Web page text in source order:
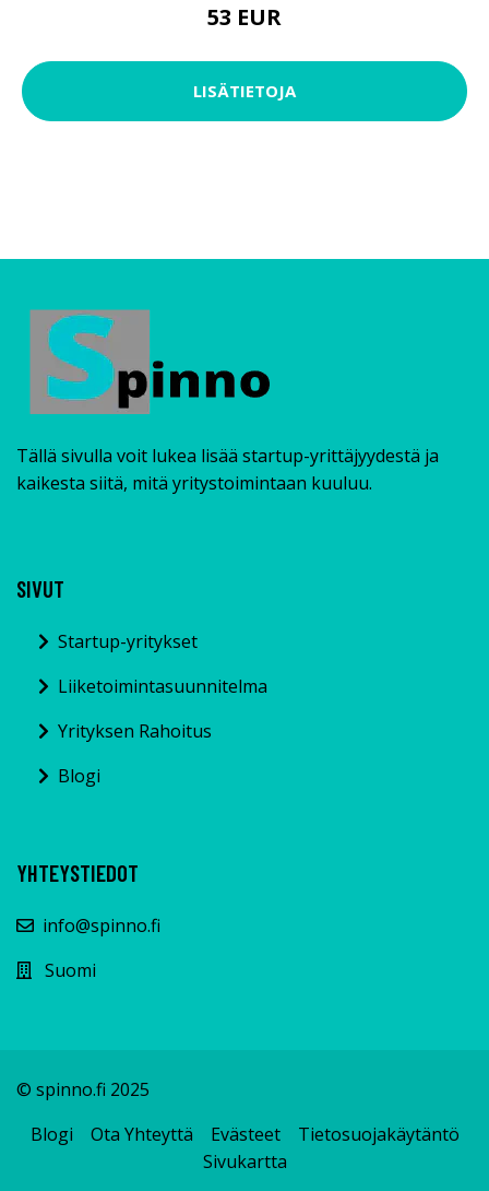
53 EUR
LISÄTIETOJA
Tällä sivulla voit lukea lisää startup-yrittäjyydestä ja
kaikesta siitä, mitä yritystoimintaan kuuluu.
SIVUT
Startup-yritykset
Liiketoimintasuunnitelma
Yrityksen Rahoitus
Blogi
YHTEYSTIEDOT
info@spinno.fi
Suomi
© spinno.fi 2025
Blogi
Ota Yhteyttä Evästeet
Tietosuojakäytäntö
Sivukartta